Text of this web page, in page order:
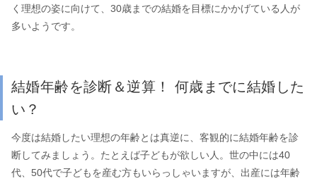
く理想の姿に向けて、30歳までの結婚を目標にかかげている人が
多いようです。
結婚年齢を診断＆逆算！ 何歳までに結婚した
い？
今度は結婚したい理想の年齢とは真逆に、客観的に結婚年齢を診
断してみましょう。たとえば子どもが欲しい人。世の中には40
代、50代で子どもを産む方もいらっしゃいますが、出産には年齢